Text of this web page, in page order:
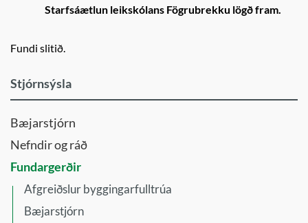
Starfsáætlun leikskólans Fögrubrekku lögð fram.
Fundi slitið.
Stjórnsýsla
Bæjarstjórn
Nefndir og ráð
Fundargerðir
Afgreiðslur byggingarfulltrúa
Bæjarstjórn